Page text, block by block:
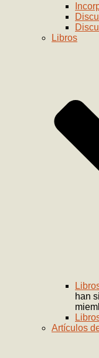
Libros
han
Artículos